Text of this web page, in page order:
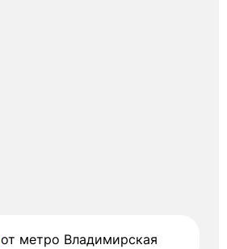
от метро Владимирская